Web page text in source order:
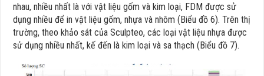
nhau, nhiều nhất là với vật liệu gốm và kim loại, FDM được sử
dụng nhiều để in vật liệu gốm, nhựa và nhôm (Biểu đồ 6). Trên thị
trường, theo khảo sát của Sculpteo, các loại vật liệu nhựa được
sử dụng nhiều nhất, kế đến là kim loại và sa thạch (Biểu đồ 7).